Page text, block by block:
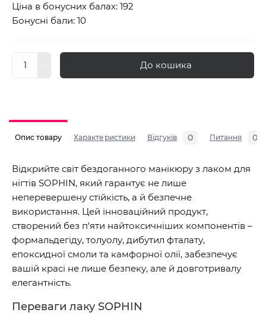
Ціна в бонусних балах: 192
Бонусні бали: 10
До кошика
Опис товару Характеристики Відгуків 0 Питання 0
Відкрийте світ бездоганного манікюру з лаком для
нігтів SOPHIN, який гарантує не лише
неперевершену стійкість, а й безпечне
використання. Цей інноваційний продукт,
створений без п'яти найтоксичніших компонентів –
формальдегіду, толуолу, дибутил фталату,
епоксидної смоли та камфорної олії, забезпечує
вашій красі не лише безпеку, але й довготривалу
елегантність.
Переваги лаку SOPHIN